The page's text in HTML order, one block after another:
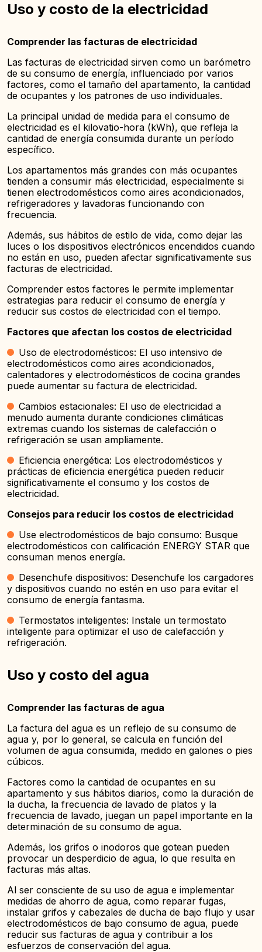
Uso y costo de la electricidad
Comprender las facturas de electricidad
Las facturas de electricidad sirven como un barómetro
de su consumo de energía, influenciado por varios
factores, como el tamaño del apartamento, la cantidad
de ocupantes y los patrones de uso individuales.
La principal unidad de medida para el consumo de
electricidad es el kilovatio-hora (kWh), que refleja la
cantidad de energía consumida durante un período
específico.
Los apartamentos más grandes con más ocupantes
tienden a consumir más electricidad, especialmente si
tienen electrodomésticos como aires acondicionados,
refrigeradores y lavadoras funcionando con
frecuencia.
Además, sus hábitos de estilo de vida, como dejar las
luces o los dispositivos electrónicos encendidos cuando
no están en uso, pueden afectar significativamente sus
facturas de electricidad.
Comprender estos factores le permite implementar
estrategias para reducir el consumo de energía y
reducir sus costos de electricidad con el tiempo.
Factores que afectan los costos de electricidad
Uso de electrodomésticos: El uso intensivo de
electrodomésticos como aires acondicionados,
calentadores y electrodomésticos de cocina grandes
puede aumentar su factura de electricidad.
Cambios estacionales: El uso de electricidad a
menudo aumenta durante condiciones climáticas
extremas cuando los sistemas de calefacción o
refrigeración se usan ampliamente.
Eficiencia energética: Los electrodomésticos y
prácticas de eficiencia energética pueden reducir
significativamente el consumo y los costos de
electricidad.
Consejos para reducir los costos de electricidad
Use electrodomésticos de bajo consumo: Busque
electrodomésticos con calificación ENERGY STAR que
consuman menos energía.
Desenchufe dispositivos: Desenchufe los cargadores
y dispositivos cuando no estén en uso para evitar el
consumo de energía fantasma.
Termostatos inteligentes: Instale un termostato
inteligente para optimizar el uso de calefacción y
refrigeración.
Uso y costo del agua
Comprender las facturas de agua
La factura del agua es un reflejo de su consumo de
agua y, por lo general, se calcula en función del
volumen de agua consumida, medido en galones o pies
cúbicos.
Factores como la cantidad de ocupantes en su
apartamento y sus hábitos diarios, como la duración de
la ducha, la frecuencia de lavado de platos y la
frecuencia de lavado, juegan un papel importante en la
determinación de su consumo de agua.
Además, los grifos o inodoros que gotean pueden
provocar un desperdicio de agua, lo que resulta en
facturas más altas.
Al ser consciente de su uso de agua e implementar
medidas de ahorro de agua, como reparar fugas,
instalar grifos y cabezales de ducha de bajo flujo y usar
electrodomésticos de bajo consumo de agua, puede
reducir sus facturas de agua y contribuir a los
esfuerzos de conservación del agua.